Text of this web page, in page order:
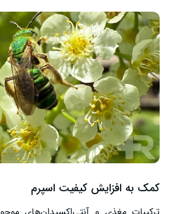
کمک به افزایش کیفیت اسپرم